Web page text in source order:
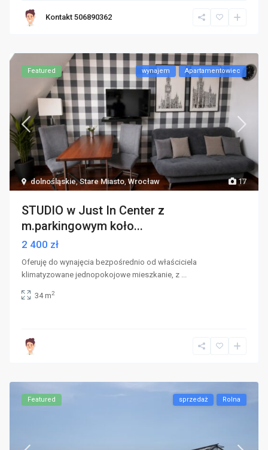
Kontakt 506890362
17
dolnośląskie,Stare Miasto,Wrocław
Featured wynajem Apartamentowiec
STUDIO w Just In Center z
m.parkingowym koło...
2 400 zł
Oferuję do wynajęcia bezpośrednio od właściciela
klimatyzowane jednopokojowe mieszkanie, z ...
34 m2
Featured sprzedaż Rolna